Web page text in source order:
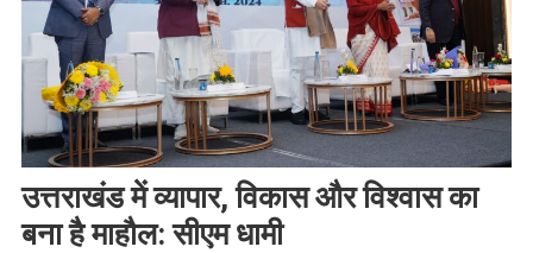
उत्तराखंड में व्यापार, विकास और विश्वास का
बना है माहौल: सीएम धामी